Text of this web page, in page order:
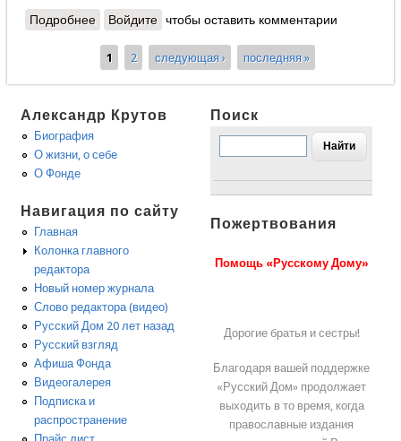
Подробнеео Ирина Ушакова - Мы отвоевали 9 мая
Войдите чтобы оставить комментарии
Страницы
1 2 следующая › последняя »
Александр Крутов
Биография
О жизни, о себе
О Фонде
Навигация по сайту
Главная
Колонка главного
редактора
Новый номер журнала
Слово редактора (видео)
Русский Дом 20 лет назад
Русский взгляд
Афиша Фонда
Видеогалерея
Подписка и
распространение
Поиск
Пожертвования
Помощь «Русскому Дому»
Дорогие братья и сестры!
Благодаря вашей поддержке
«Русский Дом» продолжает
выходить в то время, когда
православные издания